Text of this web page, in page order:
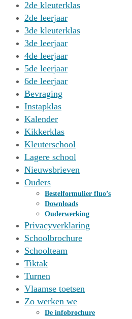
2de kleuterklas
2de leerjaar
3de kleuterklas
3de leerjaar
4de leerjaar
5de leerjaar
6de leerjaar
Bevraging
Instapklas
Kalender
Kikkerklas
Kleuterschool
Lagere school
Nieuwsbrieven
Ouders
Bestelformulier fluo’s
Downloads
Ouderwerking
Privacyverklaring
Schoolbrochure
Schoolteam
Tiktak
Turnen
Vlaamse toetsen
Zo werken we
De infobrochure